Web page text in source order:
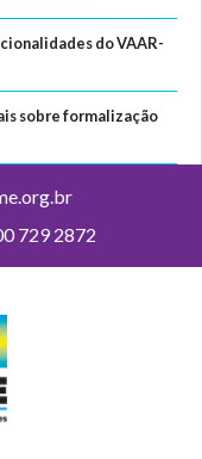
do VAAR-
sobre formalização
729 2872